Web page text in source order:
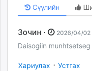
Сүүлийн
Зочин · 2026/04/02
Daisogiin
Хариулах · Устгах